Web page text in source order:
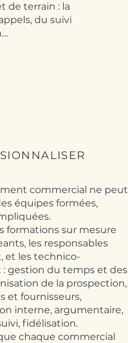
de terrain : la
du suivi
commercial ne peut
équipes formées,
formations sur mesure
les responsables
et les technico-
gestion du temps et des
de la prospection,
et fournisseurs,
interne, argumentaire,
fidélisation.
chaque commercial